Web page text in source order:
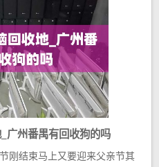
广州番禺有回收狗的吗
刚结束马上又要迎来父亲节其